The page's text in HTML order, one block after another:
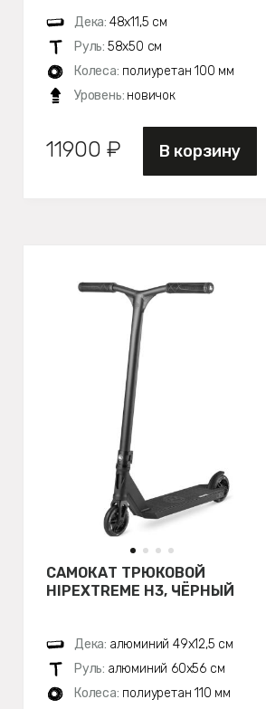
Дека: 48х11,5 см
Руль: 58х50 см
Колеса: полиуретан 100 мм
Уровень: новичок
11900 ₽ В корзину
САМОКАТ ТРЮКОВОЙ
HIPEXTREME H3, ЧЁРНЫЙ
Дека: алюминий 49х12,5 см
Руль: алюминий 60х56 см
Колеса: полиуретан 110 мм